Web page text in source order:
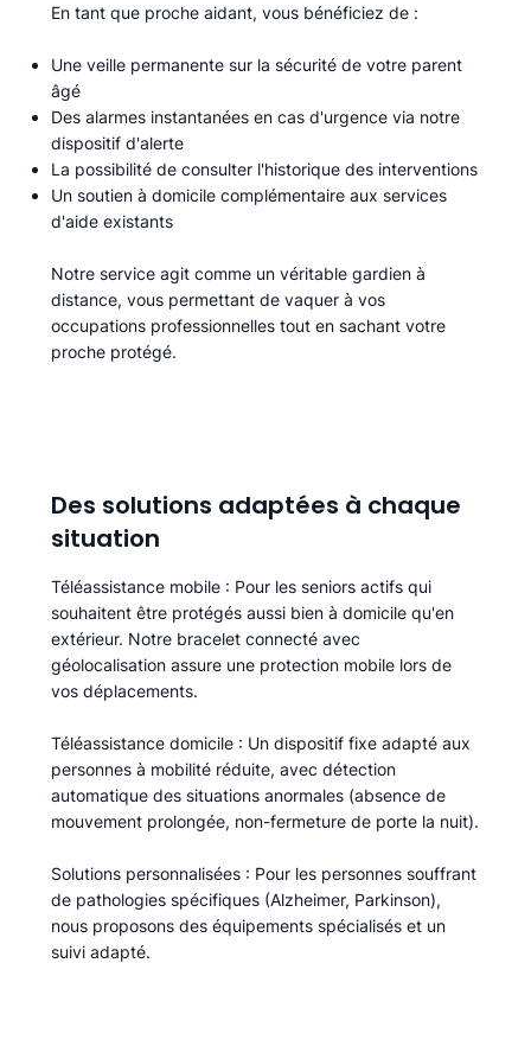
En tant que proche aidant, vous bénéficiez de :
Une veille permanente sur la sécurité de votre parent
âgé
Des alarmes instantanées en cas d'urgence via notre
dispositif d'alerte
La possibilité de consulter l'historique des interventions
Un soutien à domicile complémentaire aux services
d'aide existants
Notre service agit comme un véritable gardien à
distance, vous permettant de vaquer à vos
occupations professionnelles tout en sachant votre
proche protégé.
Des solutions adaptées à chaque
situation
Téléassistance mobile : Pour les seniors actifs qui
souhaitent être protégés aussi bien à domicile qu'en
extérieur. Notre bracelet connecté avec
géolocalisation assure une protection mobile lors de
vos déplacements.
Téléassistance domicile : Un dispositif fixe adapté aux
personnes à mobilité réduite, avec détection
automatique des situations anormales (absence de
mouvement prolongée, non-fermeture de porte la nuit).
Solutions personnalisées : Pour les personnes souffrant
de pathologies spécifiques (Alzheimer, Parkinson),
nous proposons des équipements spécialisés et un
suivi adapté.